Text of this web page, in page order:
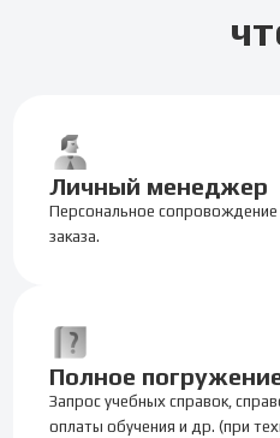
Личный менеджер
Персональное
заказа.
Полное
Запрос учебных справок,
оплаты обучения и др. (при